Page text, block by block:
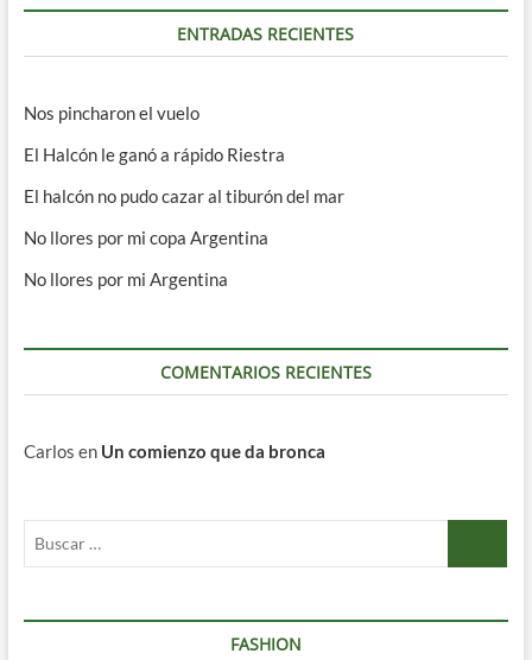
ENTRADAS RECIENTES
Nos pincharon el vuelo
El Halcón le ganó a rápido Riestra
El halcón no pudo cazar al tiburón del mar
No llores por mi copa Argentina
No llores por mi Argentina
COMENTARIOS RECIENTES
Carlos en Un comienzo que da bronca
FASHION